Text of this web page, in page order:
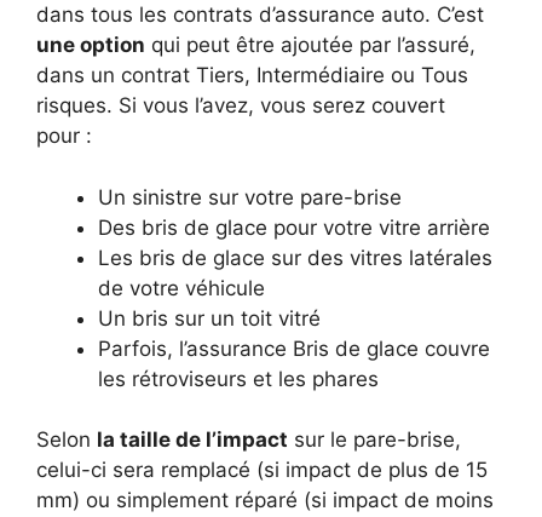
dans tous les contrats d’assurance auto. C’est
une option qui peut être ajoutée par l’assuré,
dans un contrat Tiers, Intermédiaire ou Tous
risques. Si vous l’avez, vous serez couvert
pour :
Un sinistre sur votre pare-brise
Des bris de glace pour votre vitre arrière
Les bris de glace sur des vitres latérales
de votre véhicule
Un bris sur un toit vitré
Parfois, l’assurance Bris de glace couvre
les rétroviseurs et les phares
Selon la taille de l’impact sur le pare-brise,
celui-ci sera remplacé (si impact de plus de 15
mm) ou simplement réparé (si impact de moins